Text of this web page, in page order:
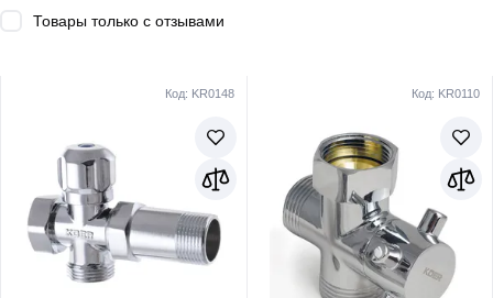
Товары только с отзывами
Код: KR0148 Код: KR0110